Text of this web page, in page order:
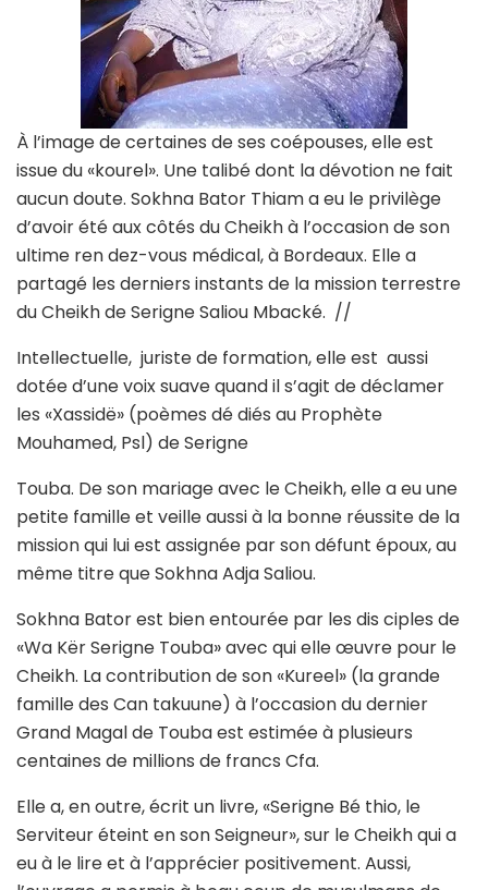
À l’image de certaines de ses coépouses, elle est
issue du «kourel». Une talibé dont la dévotion ne fait
aucun doute. Sokhna Bator Thiam a eu le privilège
d’avoir été aux côtés du Cheikh à l’occasion de son
ultime ren dez-vous médical, à Bordeaux. Elle a
partagé les derniers instants de la mission terrestre
du Cheikh de Serigne Saliou Mbacké. //
Intellectuelle, juriste de formation, elle est aussi
dotée d’une voix suave quand il s’agit de déclamer
les «Xassidë» (poèmes dé diés au Prophète
Mouhamed, Psl) de Serigne
Touba. De son mariage avec le Cheikh, elle a eu une
petite famille et veille aussi à la bonne réussite de la
mission qui lui est assignée par son défunt époux, au
même titre que Sokhna Adja Saliou.
Sokhna Bator est bien entourée par les dis ciples de
«Wa Kër Serigne Touba» avec qui elle œuvre pour le
Cheikh. La contribution de son «Kureel» (la grande
famille des Can takuune) à l’occasion du dernier
Grand Magal de Touba est estimée à plusieurs
centaines de millions de francs Cfa.
Elle a, en outre, écrit un livre, «Serigne Bé thio, le
Serviteur éteint en son Seigneur», sur le Cheikh qui a
eu à le lire et à l’apprécier positivement. Aussi,